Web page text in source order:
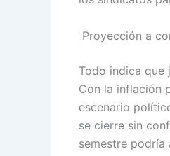
Proyección a
Todo indica que
Con la inflación
escenario
se cierre sin
semestre